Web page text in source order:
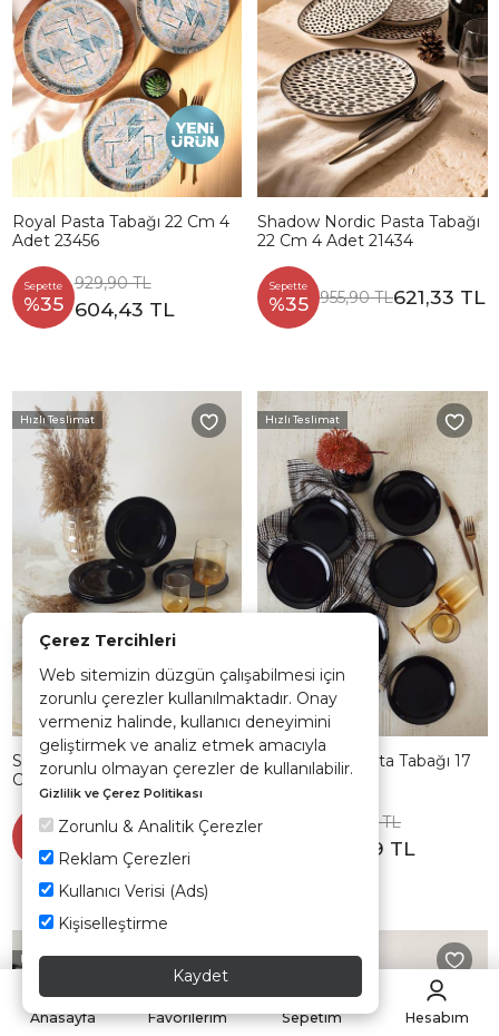
Çerez Tercihleri
Web sitemizin düzgün çalışabilmesi için
zorunlu çerezler kullanılmaktadır. Onay
vermeniz halinde, kullanıcı deneyimini
geliştirmek ve analiz etmek amacıyla
zorunlu olmayan çerezler de kullanılabilir.
Gizlilik ve Çerez Politikası
Zorunlu & Analitik Çerezler
Reklam Çerezleri
Kullanıcı Verisi (Ads)
Kişiselleştirme
Kaydet
Royal Pasta Tabağı 22 Cm 4
Adet 23456
Sepette
%35
929,90 TL
604,43 TL
Shadow Nordic Pasta Tabağı
22 Cm 4 Adet 21434
Sepette
%35 955,90 TL621,33 TL
Hızlı Teslimat
Siyah Assos Pasta Tabağı 22
Cm 6 Adet 650
Sepette 1.065,90 TL
692,84 TL
Hızlı Teslimat
Siyah Delta Pasta Tabağı 17
Cm 6 Adet 650
888,90 TL
577,79 TL
Hızlı Teslimat Hızlı Teslimat
Anasayfa Favorilerim Sepetim Hesabım